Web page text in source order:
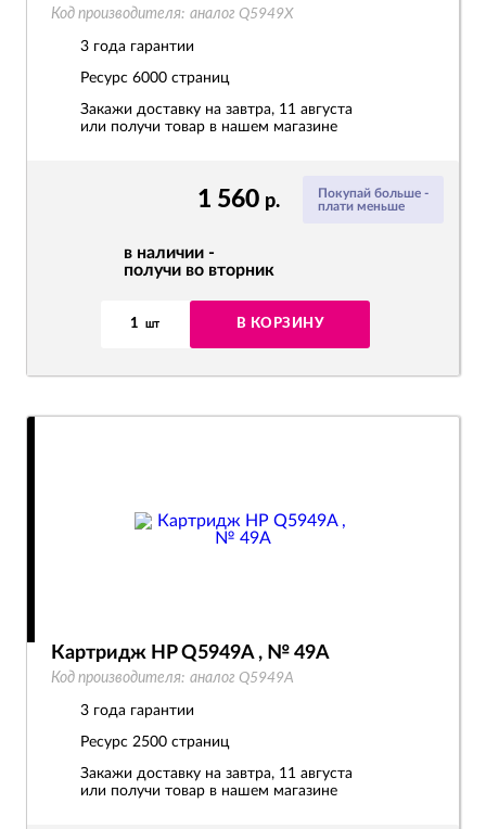
Покупай больше -
плати меньше
1 560 р.
в наличии -
получи во вторник
1 шт В КОРЗИНУ
Код производителя: аналог Q5949X
3 года гарантии
Ресурс 6000 страниц
Закажи доставку на завтра, 11 августа
или получи товар в нашем магазине
Картридж HP Q5949A , № 49A
Код производителя: аналог Q5949A
3 года гарантии
Ресурс 2500 страниц
Закажи доставку на завтра, 11 августа
или получи товар в нашем магазине